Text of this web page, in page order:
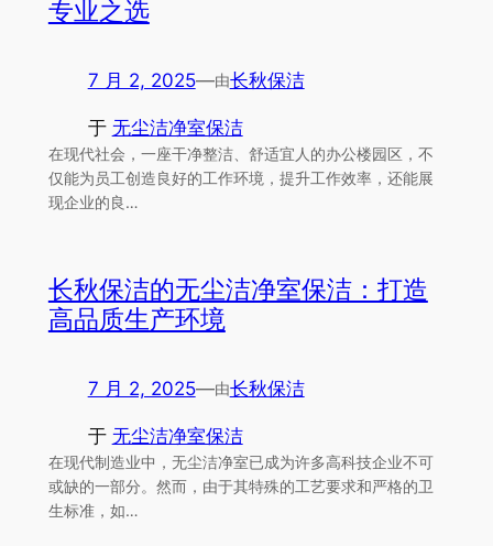
专业之选
7 月 2, 2025—由长秋保洁
于 无尘洁净室保洁
在现代社会，一座干净整洁、舒适宜人的办公楼园区，不
仅能为员工创造良好的工作环境，提升工作效率，还能展
现企业的良…
长秋保洁的无尘洁净室保洁：打造
高品质生产环境
7 月 2, 2025—由长秋保洁
于 无尘洁净室保洁
在现代制造业中，无尘洁净室已成为许多高科技企业不可
或缺的一部分。然而，由于其特殊的工艺要求和严格的卫
生标准，如…